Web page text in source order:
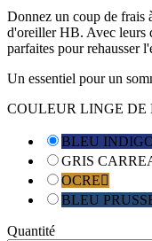
Donnez un coup de frais
d'oreiller HB. Avec leurs
parfaites pour rehausser
Un essentiel pour un
COULEUR LINGE DE
BLEU
GRIS
OCRE
BLEU
Quantité